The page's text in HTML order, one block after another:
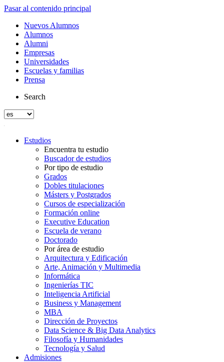
Pasar al contenido principal
Nuevos Alumnos
Alumnos
Alumni
Empresas
Universidades
Escuelas y familias
Prensa
Search
Estudios
Encuentra tu estudio
Buscador de estudios
Por tipo de estudio
Grados
Dobles titulaciones
Másters y Postgrados
Cursos de especialización
Formación online
Executive Education
Escuela de verano
Doctorado
Por área de estudio
Arquitectura y Edificación
Arte, Animación y Multimedia
Informática
Ingenierías TIC
Inteligencia Artificial
Business y Management
MBA
Dirección de Proyectos
Data Science & Big Data Analytics
Filosofía y Humanidades
Tecnología y Salud
Admisiones